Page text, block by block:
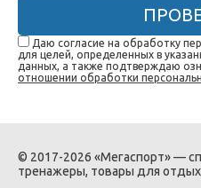
Даю согласие на обработку
для целей, определенных в
данных, а также подтверждаю
отношении обработки
© 2017-2026 «Мегаспорт» —
тренажеры, товары для